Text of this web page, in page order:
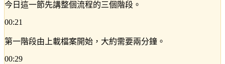
今日這一節先講整個流程的三個階段。
00:21
第一階段由上載檔案開始，大約需要兩分鐘。
00:29